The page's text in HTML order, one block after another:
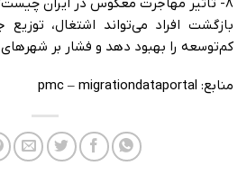
بازگشت افراد می‌تواند اشتغال،
کم‌توسعه را بهبود دهد و فشار بر
منابع: pmc – migrationdataportal